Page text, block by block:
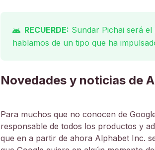
RECUERDE: Sundar Pichai será
hablamos de un tipo que ha
Novedades y noticias de
Para muchos que no conocen de
responsable de todos los productos y
que en a partir de ahora Alphabet Inc.